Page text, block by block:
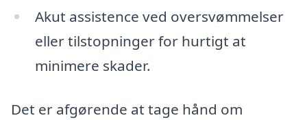
Akut assistence ved oversvømmelser
eller tilstopninger for hurtigt at
minimere skader.
Det er afgørende at tage hånd om